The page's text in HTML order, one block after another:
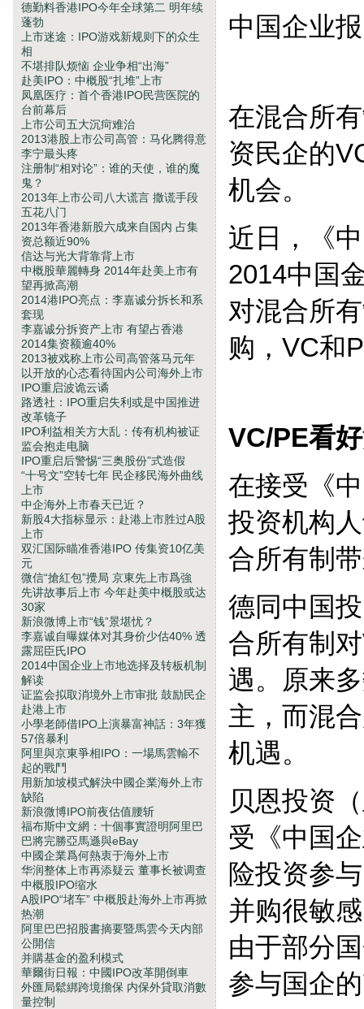
德勤料香港IPO今年全球第二 明年续
蓬勃
上市迷途：IPO游戏新规则下的众生
相
不堪排队烦恼 企业争相“出海”
赴美IPO：中概股“扎堆”上市
凤凰医疗：首个香港IPO民营医院的
台前幕后
上市公司五大沉疴难治
2013港股上市公司高管：马化腾得意
李宁最头疼
注册制“相对论”：谁的天使，谁的魔
鬼？
2013年上市公司八大谎言 撒谎手段
五花八门
2013年香港新股六成来自国内 占集
资总额近90%
信达与光大背靠背上市
中概股華麗轉身 2014年赴美上市有
望再掀高潮
2014港IPO亮点：李嘉诚分拆长和系
套现
李嘉诚分拆资产上市 有望占香港
2014集资额逾40%
2013被戏称上市公司高管落马元年
以开放的心态看待国内公司海外上市
IPO重启波诡云谲
路透社：IPO重启失利或是中国推进
改革镜子
IPO利益相关方大乱：传有机构被证
监会抱走电脑
IPO重启后警惕“三奥股份”式造假
“十号文”空转七年 民企移民海外曲线
上市
中企海外上市春天已近？
新股4大指标显示：赴港上市胜过A股
上市
双汇国际瞄准香港IPO 传集资10亿美
元
微信“搶紅包”攪局 京東先上市爲強
先讲故事后上市 今年赴美中概股或达
30家
新浪微博上市“钱”景堪忧？
李嘉诚自曝媒体对其身价少估40% 透
露屈臣氏IPO
2014中国企业上市地选择及转板机制
解读
证监会拟取消境外上市审批 鼓励民企
赴港上市
小學老師借IPO上演暴富神話：3年獲
57倍暴利
阿里與京東爭相IPO：一場馬雲輸不
起的戰鬥
用新加坡模式解決中國企業海外上市
缺陷
新浪微博IPO前夜估值腰斩
福布斯中文網：十個事實證明阿里巴
巴將完勝亞馬遜與eBay
中國企業爲何熱衷于海外上市
华润整体上市再添疑云 董事长被调查
中概股IPO缩水
A股IPO“堵车” 中概股赴海外上市再掀
热潮
阿里巴巴招股書摘要暨馬雲今天内部
公開信
并購基金的盈利模式
華爾街日報：中國IPO改革開倒車
外匯局鬆綁跨境擔保 内保外貸取消數
量控制
中国企业
在混合所
资民企的
机会。
近日，《
2014中国
对混合所
购，VC和
VC/PE看好
在接受《
投资机构
合所有制
德同中国
合所有制
遇。原来
主，而混
机遇。
贝恩投资
受《中国
险投资参
并购很敏
由于部分
参与国企